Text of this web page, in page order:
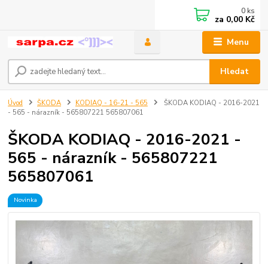
Menu
Hledat
0 ks
za 0,00 Kč
Úvod ŠKODA KODIAQ - 16-21 - 565
ŠKODA KODIAQ - 2016-2021
- 565 - nárazník - 565807221 565807061
ŠKODA KODIAQ - 2016-2021 -
565 - nárazník - 565807221
565807061
Novinka